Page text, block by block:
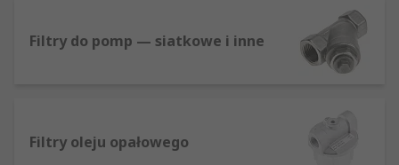
Filtry do pomp — siatkowe i inne
Filtry oleju opałowego